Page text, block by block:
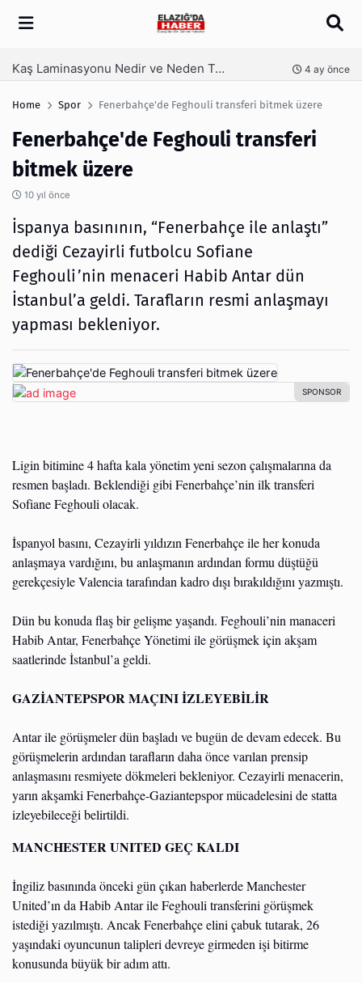
Arama
Kaş Laminasyonu Nedir ve Neden Tercih Edilir? 4 ay önce
Home Spor Fenerbahçe'de Feghouli transferi bitmek üzere
Fenerbahçe'de Feghouli transferi
bitmek üzere
10 yıl önce
İspanya basınının, “Fenerbahçe ile anlaştı”
dediği Cezayirli futbolcu Sofiane
Feghouli’nin menaceri Habib Antar dün
İstanbul’a geldi. Tarafların resmi anlaşmayı
yapması bekleniyor.
Ligin bitimine 4 hafta kala yönetim yeni sezon çalışmalarına da
resmen başladı. Beklendiği gibi Fenerbahçe’nin ilk transferi
Sofiane Feghouli olacak.
İspanyol basını, Cezayirli yıldızın Fenerbahçe ile her konuda
anlaşmaya vardığını, bu anlaşmanın ardından formu düştüğü
gerekçesiyle Valencia tarafından kadro dışı bırakıldığını yazmıştı.
Dün bu konuda flaş bir gelişme yaşandı. Feghouli’nin manaceri
Habib Antar, Fenerbahçe Yönetimi ile görüşmek için akşam
saatlerinde İstanbul’a geldi.
GAZİANTEPSPOR MAÇINI İZLEYEBİLİR
Antar ile görüşmeler dün başladı ve bugün de devam edecek. Bu
görüşmelerin ardından tarafların daha önce varılan prensip
anlaşmasını resmiyete dökmeleri bekleniyor. Cezayirli menacerin,
yarın akşamki Fenerbahçe-Gaziantepspor mücadelesini de statta
izleyebileceği belirtildi.
MANCHESTER UNITED GEÇ KALDI
İngiliz basınında önceki gün çıkan haberlerde Manchester
United’ın da Habib Antar ile Feghouli transferini görüşmek
istediği yazılmıştı. Ancak Fenerbahçe elini çabuk tutarak, 26
yaşındaki oyuncunun talipleri devreye girmeden işi bitirme
konusunda büyük bir adım attı.